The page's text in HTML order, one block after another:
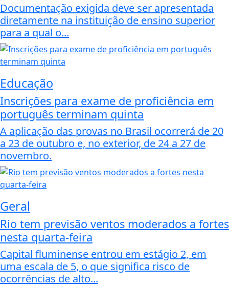
Documentação exigida deve ser apresentada
diretamente na instituição de ensino superior
para a qual o...
Educação
Inscrições para exame de proficiência em
português terminam quinta
A aplicação das provas no Brasil ocorrerá de 20
a 23 de outubro e, no exterior, de 24 a 27 de
novembro.
Geral
Rio tem previsão ventos moderados a fortes
nesta quarta-feira
Capital fluminense entrou em estágio 2, em
uma escala de 5, o que significa risco de
ocorrências de alto...